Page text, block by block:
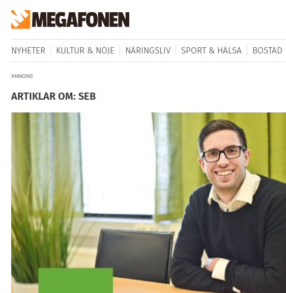
NYHETER KULTUR & NÖJE NÄRINGSLIV SPORT & HÄLSA BOSTAD
ANNONS
ARTIKLAR OM: SEB